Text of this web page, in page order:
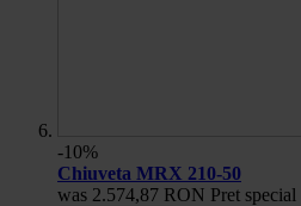
-10%
Chiuveta MRX 210-50
was 2.574,87 RON Pret special